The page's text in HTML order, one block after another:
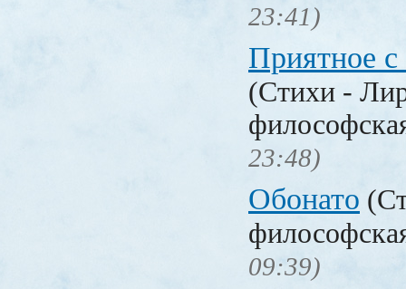
23:41)
Приятное
(Стихи -
23:48)
Обонато
09:39)